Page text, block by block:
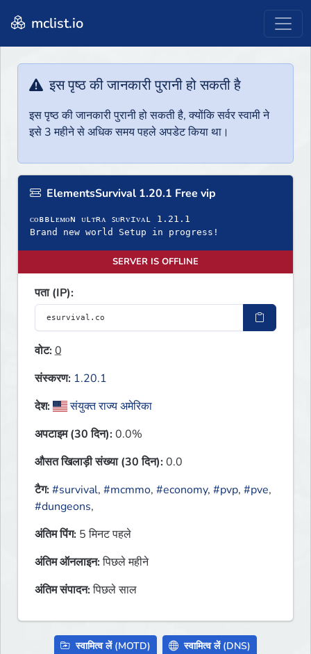
mclist.io
इस पृष्ठ की जानकारी पुरानी हो सकती है
इस पृष्ठ की जानकारी पुरानी हो सकती है, क्योंकि सर्वर स्वामी ने
इसे 3 महीने से अधिक समय पहले अपडेट किया था।
ElementsSurvival 1.20.1 Free vip
ᴄᴏʙʙʟᴇᴍᴏɴ ᴜʟᴛʀᴀ ꜱᴜʀᴠɪᴠᴀʟ 1.21.1
Brand new world Setup in progress!
SERVER IS OFFLINE
पता (IP):
वोट:0
संस्करण: 1.20.1
देश:
संयुक्त राज्य अमेरिका
अपटाइम (30 दिन):0.0%
औसत खिलाड़ी संख्या (30 दिन):0.0
टैग:#survival, #mcmmo, #economy, #pvp, #pve,
#dungeons,
अंतिम पिंग: 5 मिनट पहले
अंतिम ऑनलाइन:पिछले महीने
अंतिम संपादन:पिछले साल
स्वामित्व लें (MOTD) स्वामित्व लें (DNS)